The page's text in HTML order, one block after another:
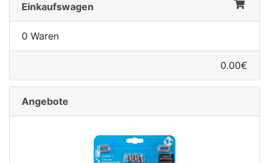
Einkaufswagen
0 Waren
0.00€
Angebote